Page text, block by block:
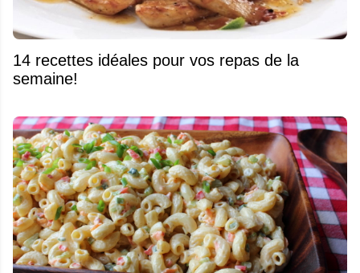
14 recettes idéales pour vos repas de la
semaine!